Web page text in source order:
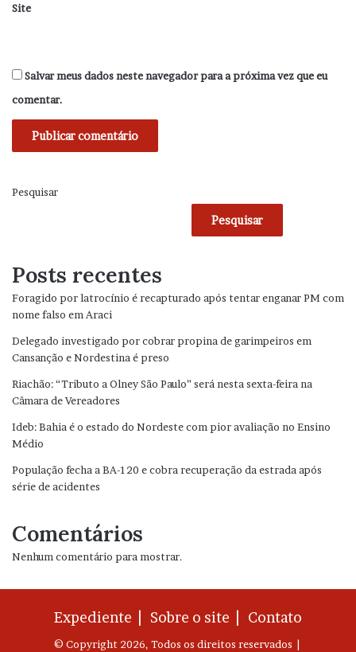
Site
Salvar meus dados neste navegador para a próxima vez que eu
comentar.
Pesquisar
Pesquisar
Posts recentes
Foragido por latrocínio é recapturado após tentar enganar PM com
nome falso em Araci
Delegado investigado por cobrar propina de garimpeiros em
Cansanção e Nordestina é preso
Riachão: “Tributo a Olney São Paulo” será nesta sexta-feira na
Câmara de Vereadores
Ideb: Bahia é o estado do Nordeste com pior avaliação no Ensino
Médio
População fecha a BA-120 e cobra recuperação da estrada após
série de acidentes
Comentários
Nenhum comentário para mostrar.
Expediente | Sobre o site | Contato
© Copyright 2026, Todos os direitos reservados |